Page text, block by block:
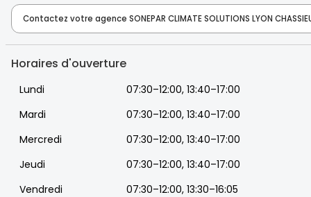
Contactez votre agence SONEPAR CLIMATE SOLUTIONS LYON
Horaires d'ouverture
Lundi
07:30–12:00, 13:40–17:00
Mardi
07:30–12:00, 13:40–17:00
Mercredi
07:30–12:00, 13:40–17:00
Jeudi
07:30–12:00, 13:40–17:00
Vendredi
07:30–12:00, 13:30–16:05